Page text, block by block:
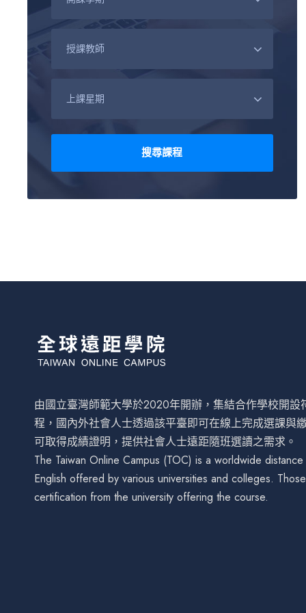
由國立臺灣師範大學於2020年開辦，集結合作學校開
程，國內外社會人士透過該平臺即可在線上完成選課與
可取得成績證明，提供社會人士遠距隨班選讀之需求。
The Taiwan Online Campus (TOC) is a worldwide
English offered by various universities and colleges.
certification from the university offering the course.